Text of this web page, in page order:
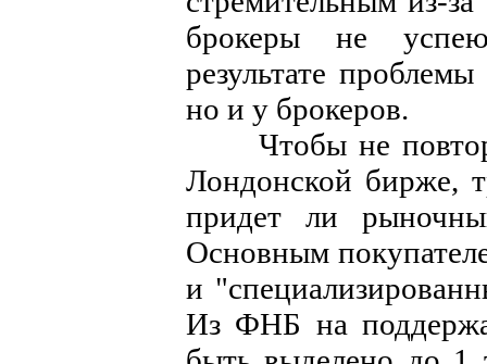
брокеры не
результате
но и у брокеров.
Чтобы не
Лондонской бирже,
придет ли
Основным
и
Из ФНБ на